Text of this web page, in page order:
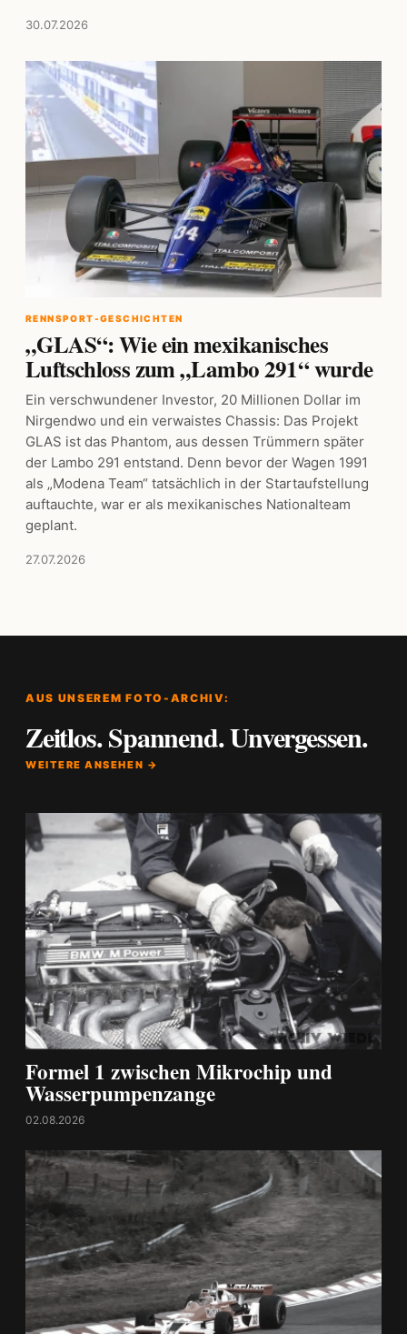
30.07.2026
RENNSPORT-GESCHICHTEN
„GLAS“: Wie ein mexikanisches
Luftschloss zum „Lambo 291“ wurde
Ein verschwundener Investor, 20 Millionen Dollar im
Nirgendwo und ein verwaistes Chassis: Das Projekt
GLAS ist das Phantom, aus dessen Trümmern später
der Lambo 291 entstand. Denn bevor der Wagen 1991
als „Modena Team“ tatsächlich in der Startaufstellung
auftauchte, war er als mexikanisches Nationalteam
geplant.
27.07.2026
AUS UNSEREM FOTO-ARCHIV:
Zeitlos. Spannend. Unvergessen.
WEITERE ANSEHEN →
Formel 1 zwischen Mikrochip und
Wasserpumpenzange
02.08.2026